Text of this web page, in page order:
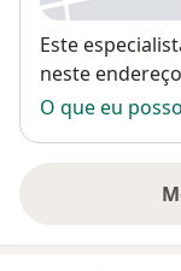
Este
neste endereço
O que eu